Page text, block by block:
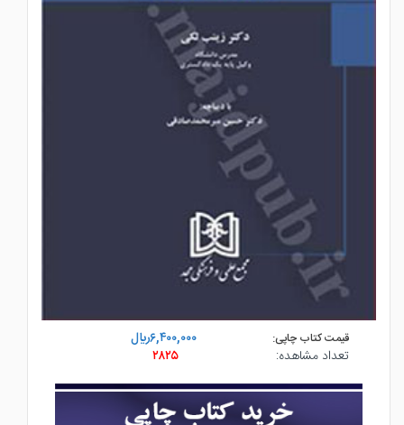
قیمت کتاب چاپی:
۶,۴۰۰,۰۰۰ريال
تعداد مشاهده:
۲۸۲۵